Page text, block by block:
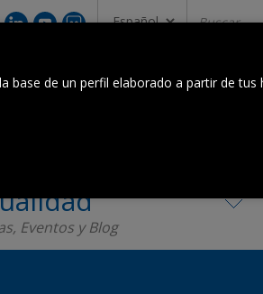
CONTACTA CON NOSOTROS
Eventos y Blog
base de un perfil elaborado a partir de tus